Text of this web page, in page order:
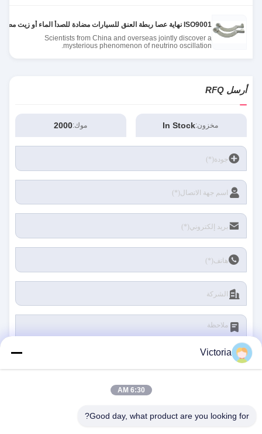
ISO9001 نهاية عصا ربطة العنق للسيارات مضادة للصدأ الماء أو زيت مضاد للصدأ التشكيل الساخن
Scientists from China and overseas jointly discover a
mysterious phenomenon of neutrino oscillation.
أرسل RFQ
مخزون:In Stock موك:2000
Victoria
6:30 AM
Good day, what product are you looking for?